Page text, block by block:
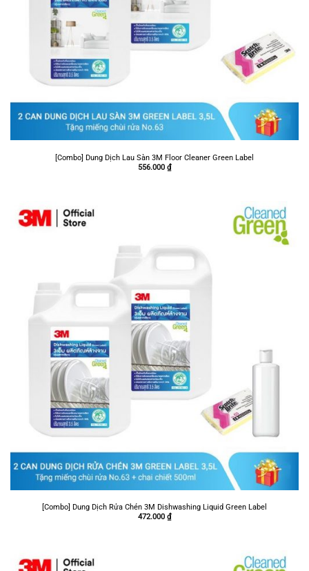
[Combo] Dung Dịch Lau Sàn 3M Floor Cleaner Green Label
556.000 ₫
[Combo] Dung Dịch Rửa Chén 3M Dishwashing Liquid Green Label
472.000 ₫